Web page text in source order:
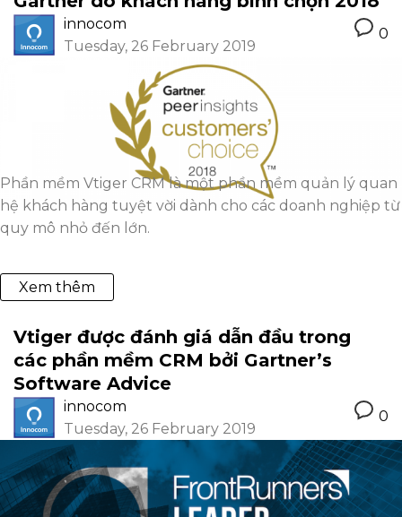
innocom
Tuesday, 26 February 2019
0
Phần mềm Vtiger CRM là một phần mềm quản lý quan
hệ khách hàng tuyệt vời dành cho các doanh nghiệp từ
quy mô nhỏ đến lớn.
Xem thêm
Vtiger được đánh giá dẫn đầu trong
các phần mềm CRM bởi Gartner’s
Software Advice
innocom
Tuesday, 26 February 2019
0